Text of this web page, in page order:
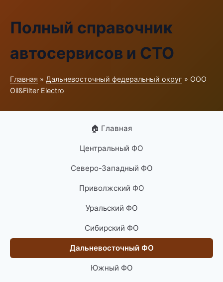
Полный справочник
автосервисов и СТО
Главная » Дальневосточный федеральный округ » ООО
Oil&Filter Electro
🏠 Главная
Центральный ФО
Северо-Западный ФО
Приволжский ФО
Уральский ФО
Сибирский ФО
Дальневосточный ФО
Южный ФО